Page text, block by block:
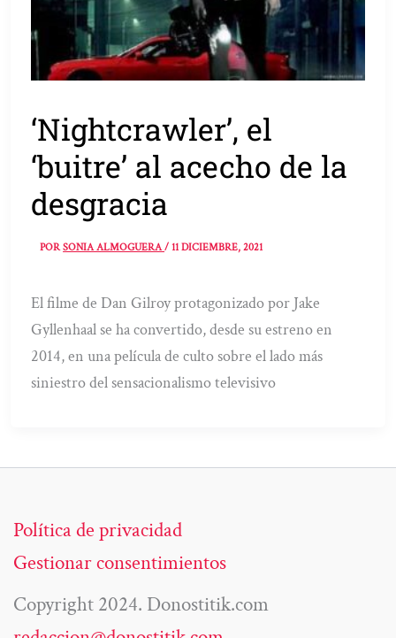
‘Nightcrawler’, el
‘buitre’ al acecho de la
desgracia
PORSONIA ALMOGUERA/11 DICIEMBRE, 2021
El filme de Dan Gilroy protagonizado por Jake
Gyllenhaal se ha convertido, desde su estreno en
2014, en una película de culto sobre el lado más
siniestro del sensacionalismo televisivo
Política de privacidad
Gestionar consentimientos
Copyright 2024. Donostitik.com